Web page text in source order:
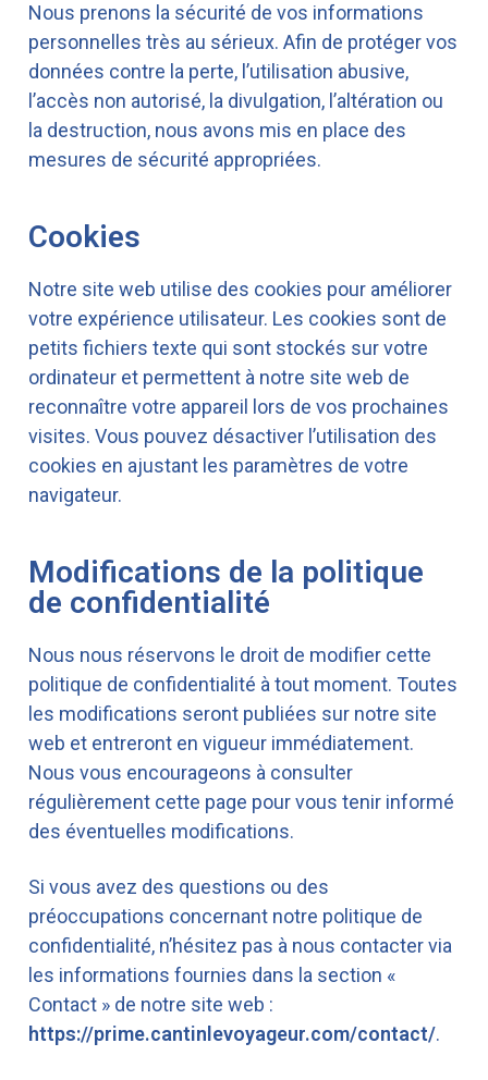
Nous prenons la sécurité de vos informations
personnelles très au sérieux. Afin de protéger vos
données contre la perte, l’utilisation abusive,
l’accès non autorisé, la divulgation, l’altération ou
la destruction, nous avons mis en place des
mesures de sécurité appropriées.
Cookies
Notre site web utilise des cookies pour améliorer
votre expérience utilisateur. Les cookies sont de
petits fichiers texte qui sont stockés sur votre
ordinateur et permettent à notre site web de
reconnaître votre appareil lors de vos prochaines
visites. Vous pouvez désactiver l’utilisation des
cookies en ajustant les paramètres de votre
navigateur.
Modifications de la politique
de confidentialité
Nous nous réservons le droit de modifier cette
politique de confidentialité à tout moment. Toutes
les modifications seront publiées sur notre site
web et entreront en vigueur immédiatement.
Nous vous encourageons à consulter
régulièrement cette page pour vous tenir informé
des éventuelles modifications.
Si vous avez des questions ou des
préoccupations concernant notre politique de
confidentialité, n’hésitez pas à nous contacter via
les informations fournies dans la section «
Contact » de notre site web :
https://prime.cantinlevoyageur.com/contact/.